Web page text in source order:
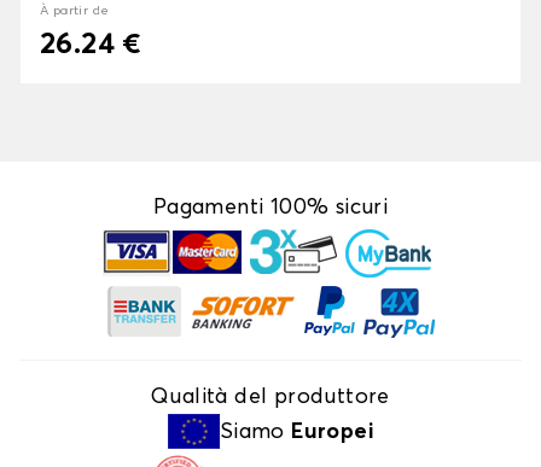
À partir de
26.24 €
Pagamenti 100% sicuri
Qualità del produttore
Siamo Europei